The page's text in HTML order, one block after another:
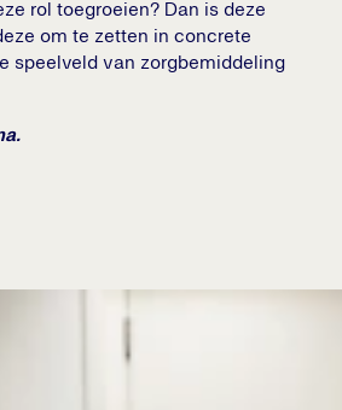
rol toegroeien? Dan is deze
om te zetten in concrete
speelveld van zorgbemiddeling